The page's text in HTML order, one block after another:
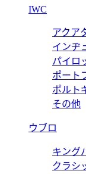
IWC
アクア
インヂ
パイロ
ポート
ポルト
その他
ウブロ
キング
クラシ